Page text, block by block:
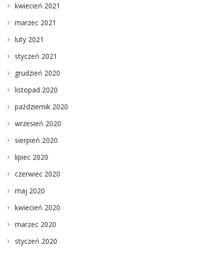
kwiecień 2021
marzec 2021
luty 2021
styczeń 2021
grudzień 2020
listopad 2020
październik 2020
wrzesień 2020
sierpień 2020
lipiec 2020
czerwiec 2020
maj 2020
kwiecień 2020
marzec 2020
styczeń 2020